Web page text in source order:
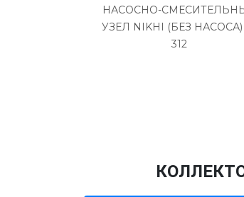
НАСОСНО-
УЗЕЛ NIKHI (БЕЗ НАСОСА)
312